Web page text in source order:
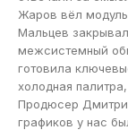
Жаров вёл
Мальцев
межсистемный
готовила
холодная
Продюсер
графиков у нас